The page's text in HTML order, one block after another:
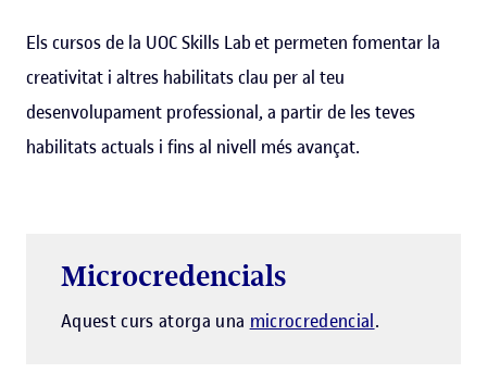
Els cursos de la UOC Skills Lab et permeten fomentar la
creativitat i altres habilitats clau per al teu
desenvolupament professional, a partir de les teves
habilitats actuals i fins al nivell més avançat.
Microcredencials
Aquest curs atorga una microcredencial.